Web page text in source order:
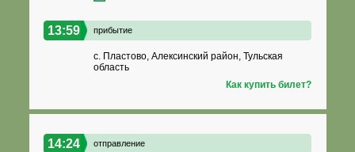
13:59 прибытие
с. Пластово, Алексинский район, Тульская
область
Как купить билет?
14:24 отправление